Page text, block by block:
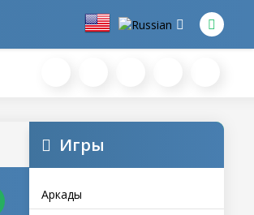
Игры
Аркады